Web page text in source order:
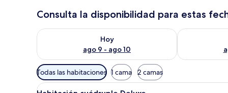
Consulta la disponibilidad para estas
Hoy
ago 9 - ago 10
Consulta la disponibilidad para hoy ago 9 - ago 10
Consulta la
Filtros
disponibles
para
Todas las habitaciones 1 cama 2 camas
Abrir